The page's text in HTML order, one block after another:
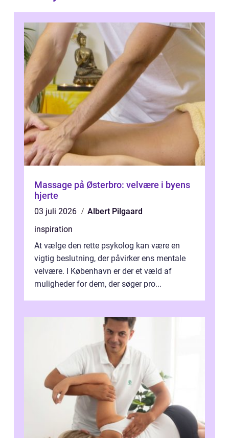
Massage på Østerbro: velvære i byens
hjerte
03 juli 2026
Albert Pilgaard
inspiration
At vælge den rette psykolog kan være en
vigtig beslutning, der påvirker ens mentale
velvære. I København er der et væld af
muligheder for dem, der søger pro...